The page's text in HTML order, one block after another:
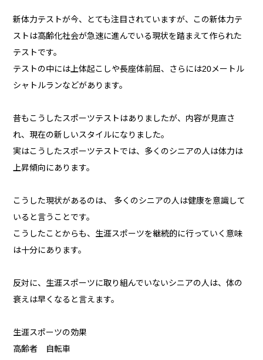
新体力テストが今、とても注目されていますが、この新体力テ
ストは高齢化社会が急速に進んでいる現状を踏まえて作られた
テストです。
テストの中には上体起こしや長座体前屈、さらには20メートル
シャトルランなどがあります。
昔もこうしたスポーツテストはありましたが、内容が見直さ
れ、現在の新しいスタイルになりました。
実はこうしたスポーツテストでは、多くのシニアの人は体力は
上昇傾向にあります。
こうした現状があるのは、 多くのシニアの人は健康を意識して
いると言うことです。
こうしたことからも、生涯スポーツを継続的に行っていく意味
は十分にあります。
反対に、生涯スポーツに取り組んでいないシニアの人は、体の
衰えは早くなると言えます。
生涯スポーツの効果
高齢者 自転車